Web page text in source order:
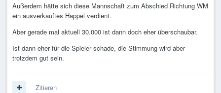
die Zuschauerzahlen ganz anders aussehen.
Außerdem hätte sich diese Mannschaft zum Abschied Richtung WM
ein ausverkauftes Happel verdient.
Aber gerade mal aktuell 30.000 ist dann doch eher überschaubar.
Ist dann eher für die Spieler schade, die Stimmung wird aber
trotzdem gut sein.
Zitieren